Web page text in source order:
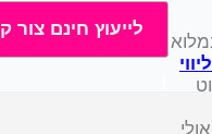
לייעוץ חינם צור